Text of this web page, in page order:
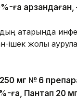
ға
қатарында
ішек жолы
мг № 6
ға, Пантап 20